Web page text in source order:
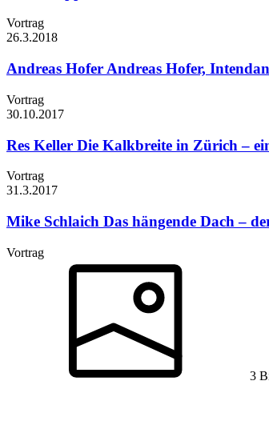
Vortrag
26.3.2018
Andreas Hofer Andreas Hofer,
Vortrag
30.10.2017
Res Keller Die Kalkbreite in Zürich –
Vortrag
31.3.2017
Mike Schlaich Das hängende Dach –
Vortrag
3